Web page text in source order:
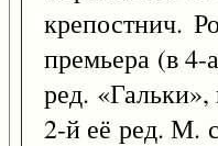
крепостнич.
премьера (в
ред.
2-й её ред. М.